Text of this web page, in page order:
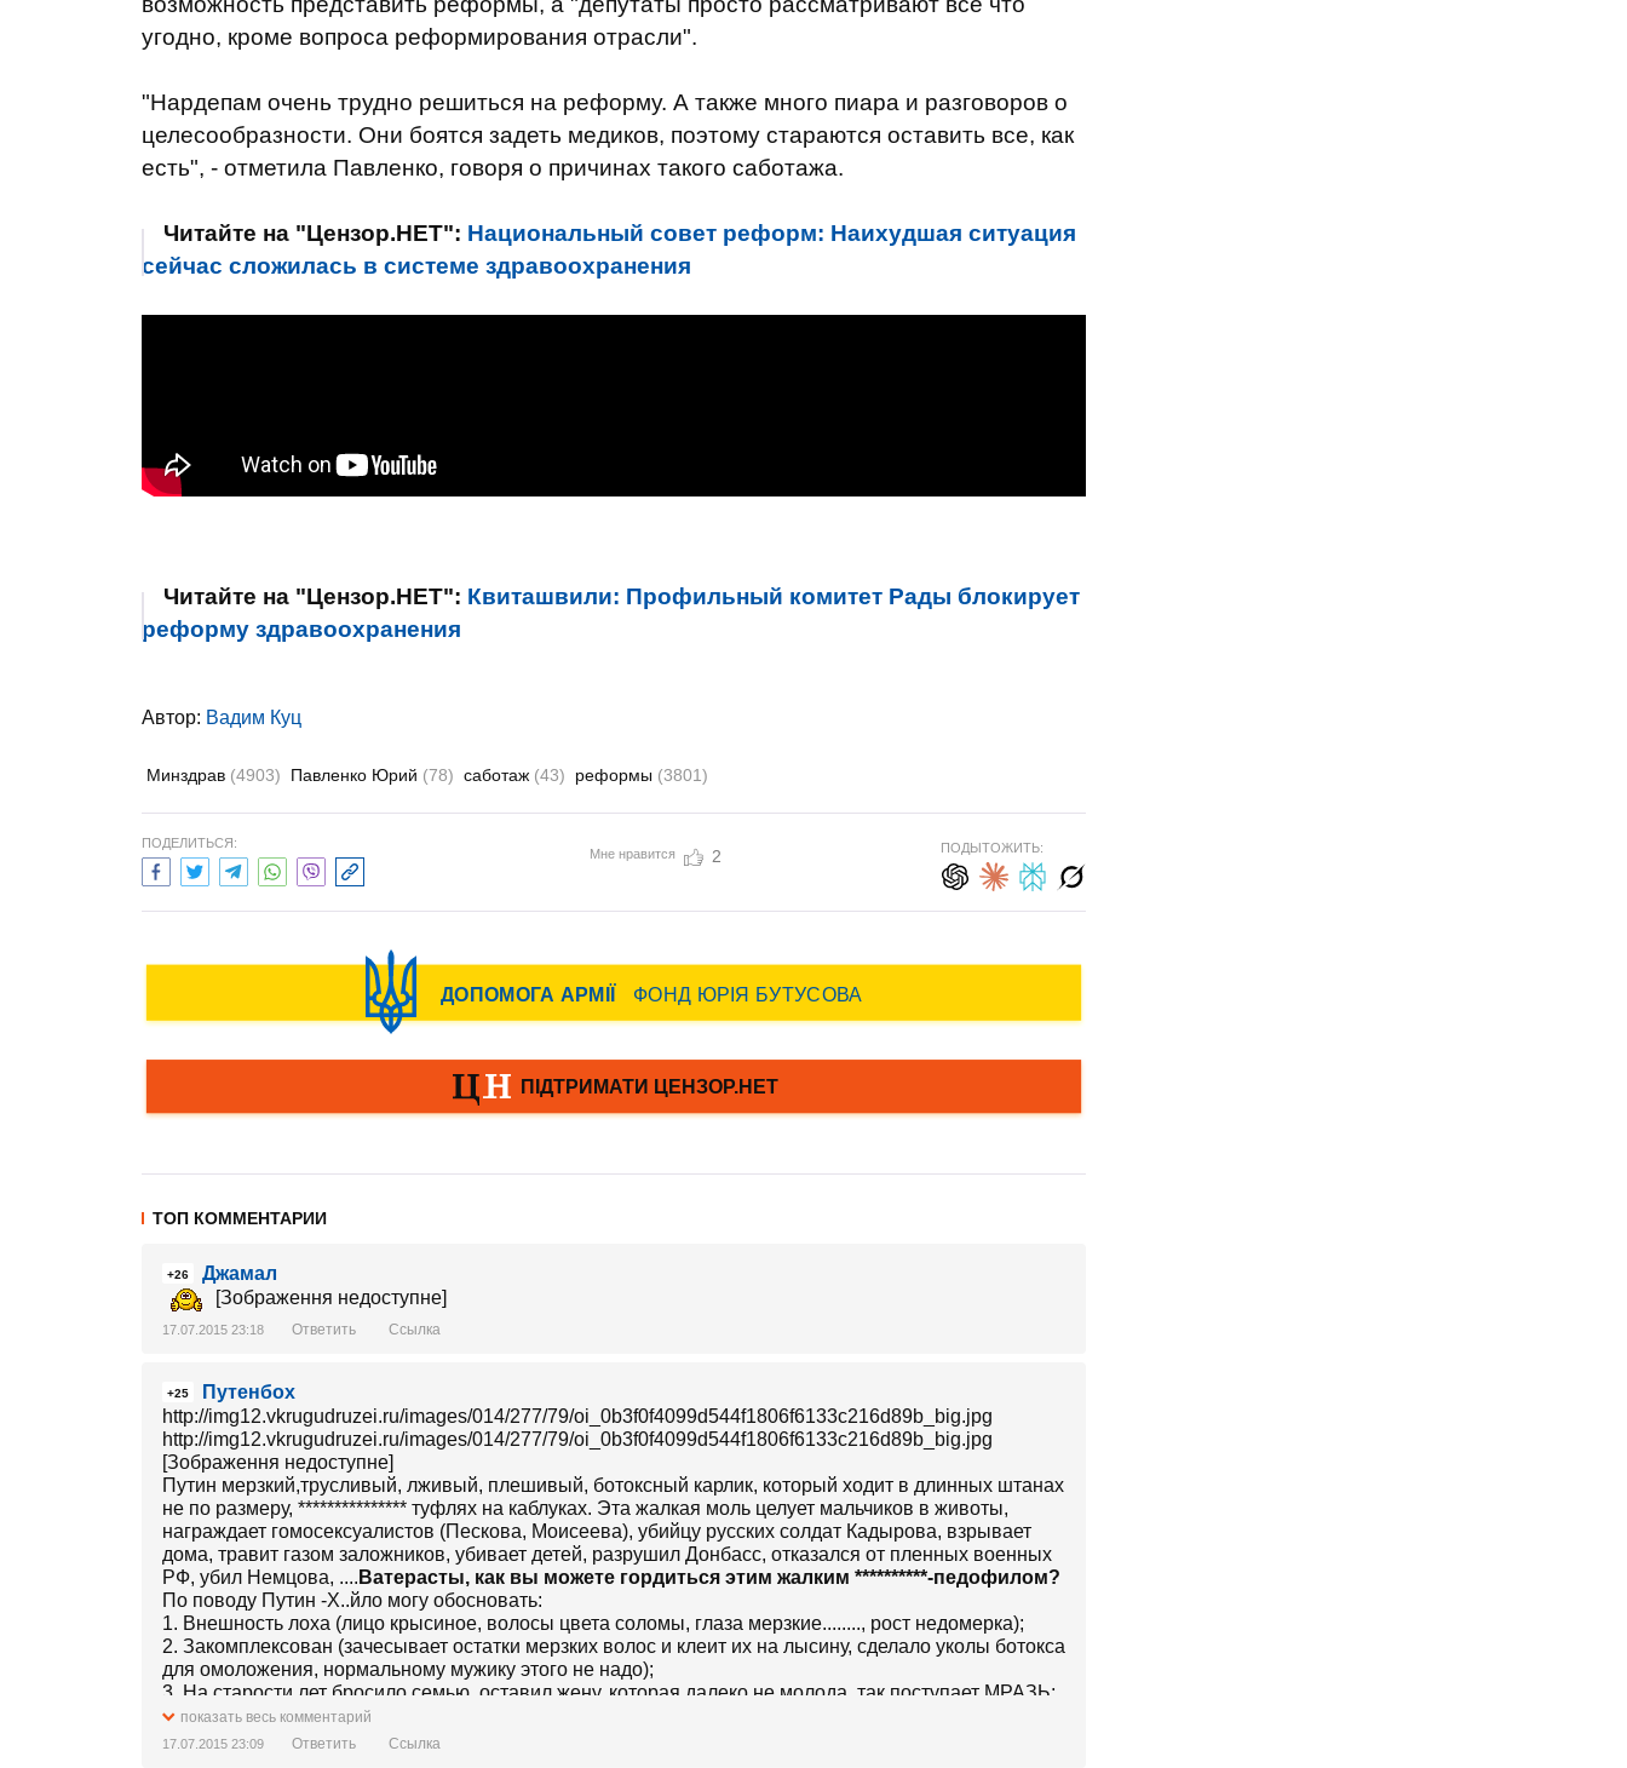
угодно, кроме вопроса реформирования отрасли".
"Нардепам очень трудно решиться на реформу. А также много пиара и разговоров о
целесообразности. Они боятся задеть медиков, поэтому стараются оставить все, как
есть", - отметила Павленко, говоря о причинах такого саботажа.
Читайте на "Цензор.НЕТ": Национальный совет реформ: Наихудшая ситуация
сейчас сложилась в системе здравоохранения
Читайте на "Цензор.НЕТ": Квиташвили: Профильный комитет Рады блокирует
реформу здравоохранения
Автор: Вадим Куц
Минздрав (4903) Павленко Юрий (78) саботаж (43) реформы (3801)
ПОДЕЛИТЬСЯ:
Мне нравится 2 ПОДЫТОЖИТЬ:
ТОП КОММЕНТАРИИ
+26
Джамал
[Зображення недоступне]
17.07.2015 23:18 Ответить Ссылка
+25
Путенбох
http://img12.vkrugudruzei.ru/images/014/277/79/oi_0b3f0f4099d544f1806f6133c216d89b_big.jpg
http://img12.vkrugudruzei.ru/images/014/277/79/oi_0b3f0f4099d544f1806f6133c216d89b_big.jpg
[Зображення недоступне]
Путин мерзкий,трусливый, лживый, плешивый, ботоксный карлик, который ходит в длинных штанах
не по размеру, *************** туфлях на каблуках. Эта жалкая моль целует мальчиков в животы,
награждает гомосексуалистов (Пескова, Моисеева), убийцу русских солдат Кадырова, взрывает
дома, травит газом заложников, убивает детей, разрушил Донбасс, отказался от пленных военных
РФ, убил Немцова, .... Ватерасты, как вы можете гордиться этим жалким **********-педофилом?
По поводу Путин -Х..йло могу обосновать:
1. Внешность лоха (лицо крысиное, волосы цвета соломы, глаза мерзкие........, рост недомерка);
2. Закомплексован (зачесывает остатки мерзких волос и клеит их на лысину, сделало уколы ботокса
для омоложения, нормальному мужику этого не надо);
3. На старости лет бросило семью, оставил жену, которая далеко не молода, так поступает МРАЗЬ;
4. Не держит своего слова, говорит не правду (в Крыму солдат России нет, потом сказало были);
5. Целует мальчика на улице в живот, ни один нормальный мужик такого не сделает;
показать весь комментарий
17.07.2015 23:09 Ответить Ссылка